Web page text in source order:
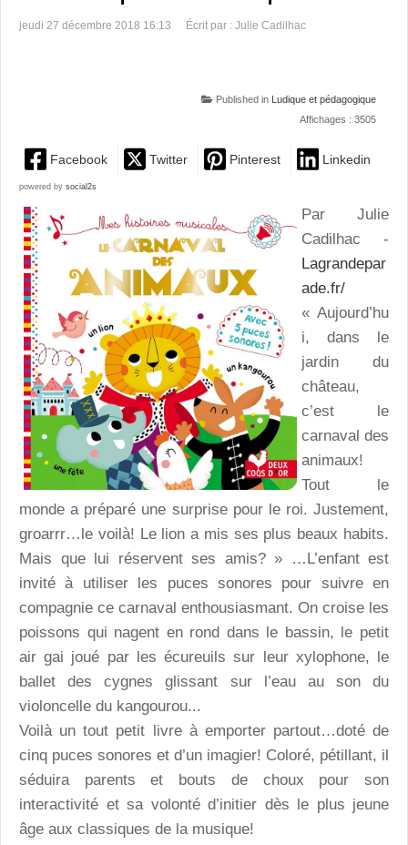
jeudi 27 décembre 2018 16:13 Écrit par : Julie Cadilhac
Published in
Ludique et pédagogique
Affichages : 3505
Facebook Twitter Pinterest Linkedin
powered by social2s
Par Julie
Cadilhac -
Lagrandepar
ade.fr/
« Aujourd’hu
i, dans le
jardin du
château,
c’est le
carnaval des
animaux!
Tout le
monde a préparé une surprise pour le roi. Justement,
groarrr…le voilà! Le lion a mis ses plus beaux habits.
Mais que lui réservent ses amis? » …L’enfant est
invité à utiliser les puces sonores pour suivre en
compagnie ce carnaval enthousiasmant. On croise les
poissons qui nagent en rond dans le bassin, le petit
air gai joué par les écureuils sur leur xylophone, le
ballet des cygnes glissant sur l’eau au son du
violoncelle du kangourou...
Voilà un tout petit livre à emporter partout…doté de
cinq puces sonores et d’un imagier! Coloré, pétillant, il
séduira parents et bouts de choux pour son
interactivité et sa volonté d’initier dès le plus jeune
âge aux classiques de la musique!